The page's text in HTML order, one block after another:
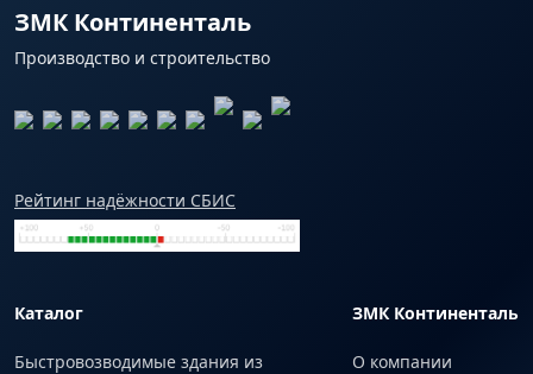
ЗМК Континенталь
Производство и строительство
Рейтинг надёжности СБИС
Каталог
Быстровозводимые здания из
ЗМК Континенталь
О компании